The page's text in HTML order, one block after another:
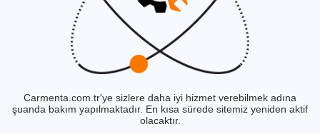
Carmenta.com.tr'ye sizlere daha iyi hizmet verebilmek adına
şuanda bakım yapılmaktadır. En kısa sürede sitemiz yeniden aktif
olacaktır.